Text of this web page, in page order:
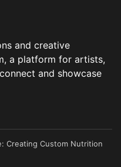
and creative
a platform for artists,
and showcase
Creating Custom Nutrition